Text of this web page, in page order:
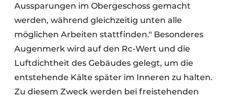
Aussparungen im Obergeschoss gemacht
werden, während gleichzeitig unten alle
möglichen Arbeiten stattfinden." Besonderes
Augenmerk wird auf den Rc-Wert und die
Luftdichtheit des Gebäudes gelegt, um die
entstehende Kälte später im Inneren zu halten.
Zu diesem Zweck werden bei freistehenden